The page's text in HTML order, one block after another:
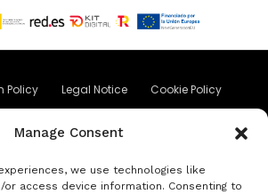
Manage Consent
we use technologies like
access device information. Consenting to
Policy Legal Notice Cookie Policy
Аренда автомобиля в Коста-Брава
Аренда автомобиля в Жирона